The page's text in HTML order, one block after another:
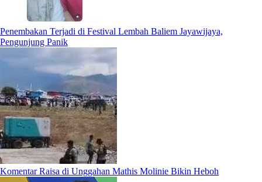
Penembakan Terjadi di Festival Lembah Baliem Jayawijaya,
Pengunjung Panik
Komentar Raisa di Unggahan Mathis Molinie Bikin Heboh